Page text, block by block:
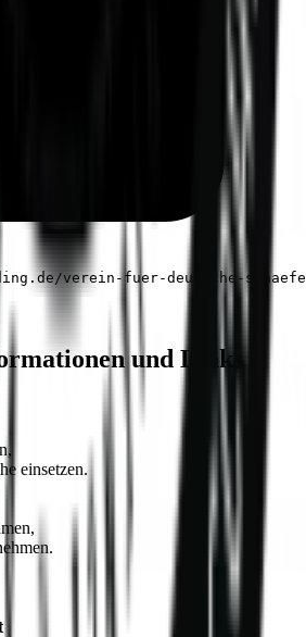
verein-fuer-deutsche-
und Links
,
einsetzen.
,